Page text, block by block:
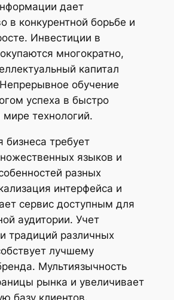
дает
в конкурентной борьбе и
Инвестиции в
многократно,
капитал
обучение
успеха в быстро
технологий.
бизнеса требует
языков и
разных
интерфейса и
сервис доступным для
аудитории. Учет
традиций различных
лучшему
Мультиязычность
рынка и увеличивает